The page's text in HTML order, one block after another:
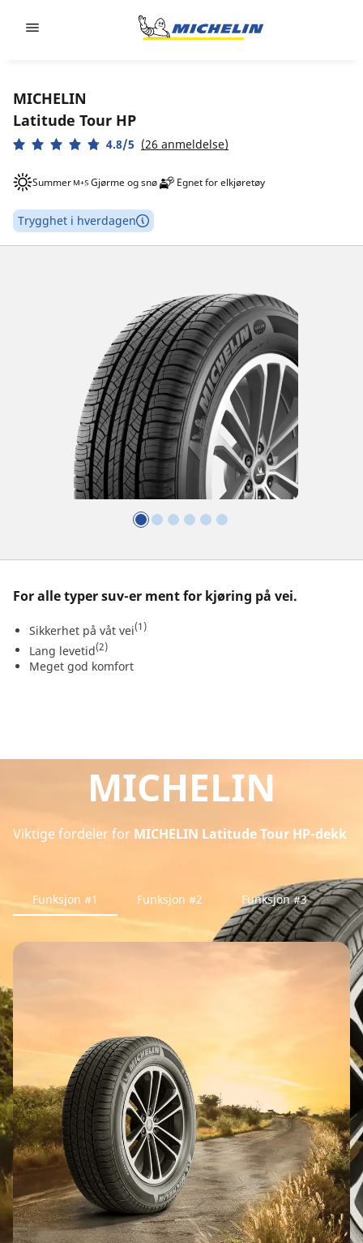
MICHELIN
Latitude Tour HP
4.8/5 (26 anmeldelse)
Summer Gjørme og snø Egnet for elkjøretøy
Trygghet i hverdagen
For alle typer suv-er ment for kjøring på vei.
Sikkerhet på våt vei(1)
Lang levetid(2)
Meget god komfort
MICHELIN
Viktige fordeler for MICHELIN Latitude Tour HP-dekk
Funksjon #1 Funksjon #2 Funksjon #3